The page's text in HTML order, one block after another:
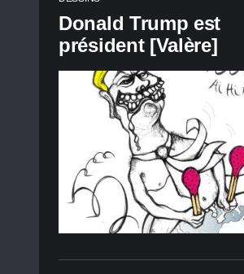
Donald Trump est
président [Valère]